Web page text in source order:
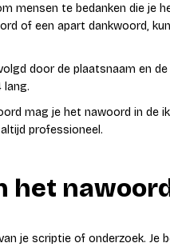
mensen te bedanken die je
of een apart dankwoord,
door de plaatsnaam en
lang.
mag je het nawoord in de
professioneel.
het
je scriptie of onderzoek. Je